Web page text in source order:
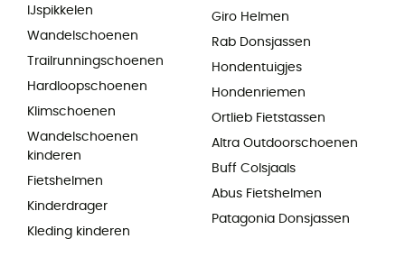
IJspikkelen
Wandelschoenen
Trailrunningschoenen
Hardloopschoenen
Klimschoenen
Wandelschoenen
kinderen
Fietshelmen
Kinderdrager
Kleding kinderen
Giro Helmen
Rab Donsjassen
Hondentuigjes
Hondenriemen
Ortlieb Fietstassen
Altra Outdoorschoenen
Buff Colsjaals
Abus Fietshelmen
Patagonia Donsjassen